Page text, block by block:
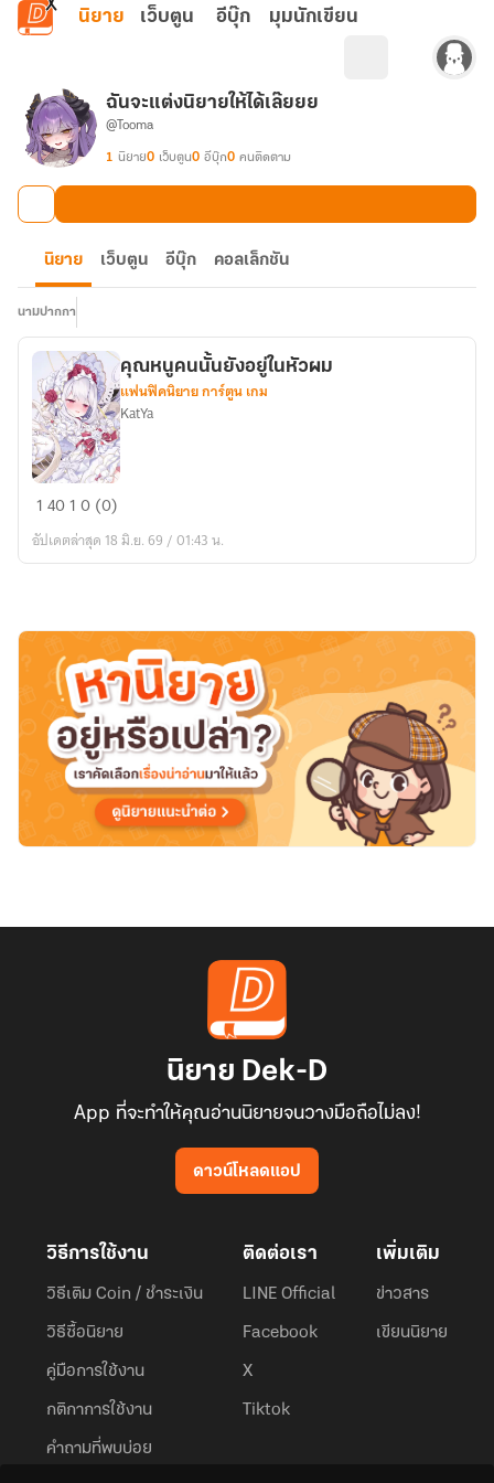
ข้ามไปยังเนื้อหาหลัก
นิยาย เว็บตูน อีบุ๊ก มุมนักเขียน
ฉันจะแต่งนิยายให้ได้เล๊ยยย
@Tooma
1 นิยาย0 เว็บตูน0 อีบุ๊ก0 คนติดตาม
นิยาย เว็บตูน อีบุ๊ก คอลเล็กชัน
นามปากกา
คุณ
คน
อยู่
ใน
หัว
คุณหนูคนนั้นยังอยู่ในหัวผม
แฟนฟิคนิยาย การ์ตูน เกม
KatYa
14010 (0)
อัปเดตล่าสุด 18 มิ.ย. 69 / 01:43 น.
นิยาย Dek-D
App ที่จะทำให้คุณอ่านนิยายจนวางมือถือไม่ลง!
ดาวน์โหลดแอป
วิธีการใช้งาน
วิธีเติม Coin / ชำระเงิน
วิธีซื้อนิยาย
คู่มือการใช้งาน
กติกาการใช้งาน
คำถามที่พบบ่อย
ติดต่อเรา
LINE Official
Facebook
X
Tiktok
เพิ่มเติม
ข่าวสาร
เขียนนิยาย